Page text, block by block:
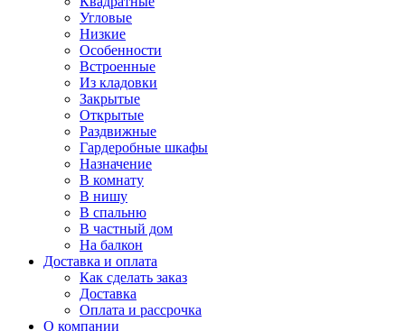
Угловые
Низкие
Особенности
Встроенные
Из кладовки
Закрытые
Открытые
Раздвижные
Гардеробные шкафы
Назначение
В комнату
В нишу
В спальню
В частный дом
На балкон
Доставка и оплата
Как сделать заказ
Доставка
Оплата и рассрочка
О компании